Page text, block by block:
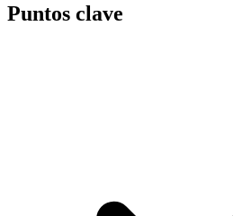
Puntos clave